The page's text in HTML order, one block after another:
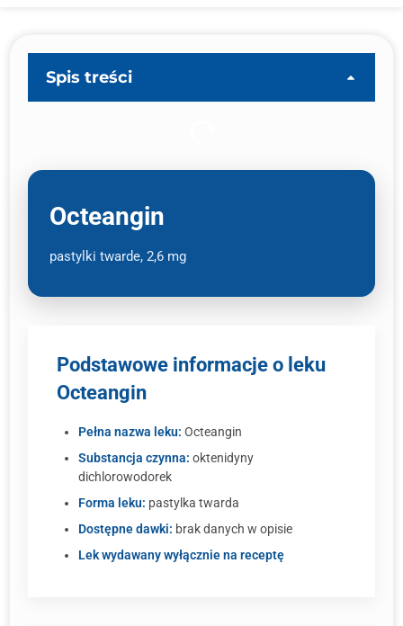
Spis treści
Octeangin
pastylki twarde, 2,6 mg
Podstawowe informacje o leku
Octeangin
Pełna nazwa leku: Octeangin
Substancja czynna: oktenidyny
dichlorowodorek
Forma leku: pastylka twarda
Dostępne dawki: brak danych w opisie
Lek wydawany wyłącznie na receptę